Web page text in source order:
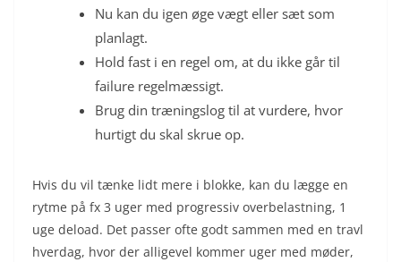
Nu kan du igen øge vægt eller sæt som
planlagt.
Hold fast i en regel om, at du ikke går til
failure regelmæssigt.
Brug din træningslog til at vurdere, hvor
hurtigt du skal skrue op.
Hvis du vil tænke lidt mere i blokke, kan du lægge en
rytme på fx 3 uger med progressiv overbelastning, 1
uge deload. Det passer ofte godt sammen med en travl
hverdag, hvor der alligevel kommer uger med møder,